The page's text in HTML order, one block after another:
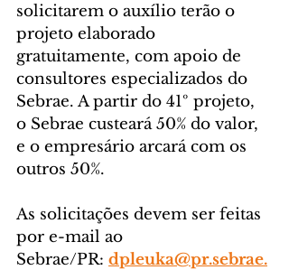
solicitarem o auxílio terão o
projeto elaborado
gratuitamente, com apoio de
consultores especializados do
Sebrae. A partir do 41º projeto,
o Sebrae custeará 50% do valor,
e o empresário arcará com os
outros 50%.
As solicitações devem ser feitas
por e-mail ao
Sebrae/PR: dpleuka@pr.sebrae.